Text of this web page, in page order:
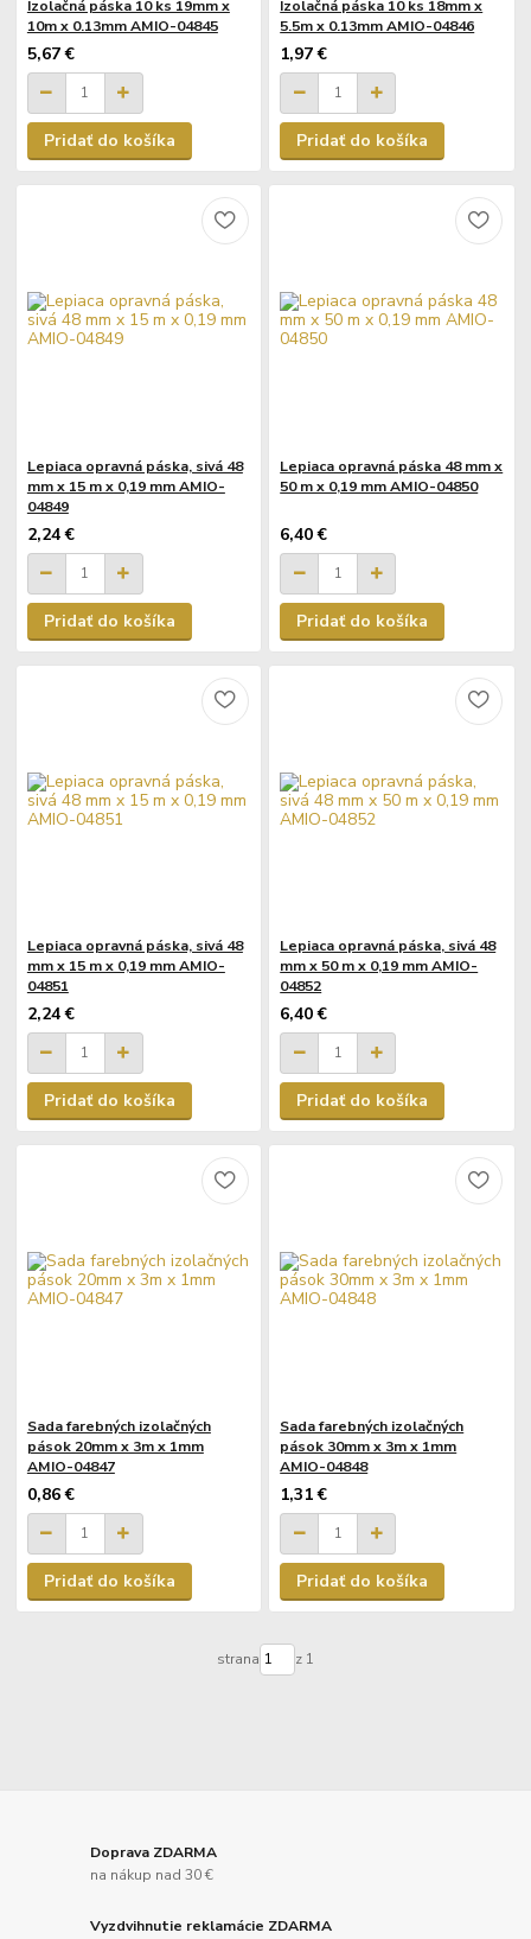
Izolačná páska 10 ks 19mm x
10m x 0.13mm AMIO-04845
5,67 €
Pridať do košíka
Izolačná páska 10 ks 18mm x
5.5m x 0.13mm AMIO-04846
1,97 €
Pridať do košíka
Lepiaca opravná páska, sivá 48
mm x 15 m x 0,19 mm AMIO-
04849
2,24 €
Pridať do košíka
Lepiaca opravná páska 48 mm x
50 m x 0,19 mm AMIO-04850
6,40 €
Pridať do košíka
Lepiaca opravná páska, sivá 48
mm x 15 m x 0,19 mm AMIO-
04851
2,24 €
Pridať do košíka
Lepiaca opravná páska, sivá 48
mm x 50 m x 0,19 mm AMIO-
04852
6,40 €
Pridať do košíka
Sada farebných izolačných
pások 20mm x 3m x 1mm
AMIO-04847
0,86 €
Pridať do košíka
Sada farebných izolačných
pások 30mm x 3m x 1mm
AMIO-04848
1,31 €
Pridať do košíka
strana z 1
Doprava ZDARMA
na nákup nad 30 €
Vyzdvihnutie reklamácie ZDARMA